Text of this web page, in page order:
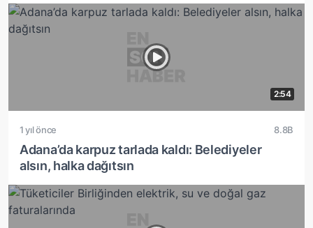
2:54
1 yıl önce 8.8B
Adana’da karpuz tarlada kaldı: Belediyeler
alsın, halka dağıtsın